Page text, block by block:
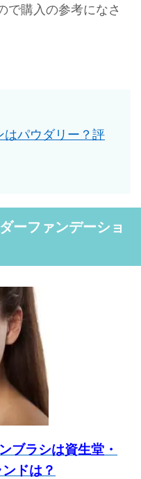
で購入の参考になさ
はパウダリー？評
ーファンデーショ
ブラシは資生堂・
ドは？